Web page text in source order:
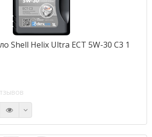
Shell Helix Ultra ECT 5W-30 C3 1